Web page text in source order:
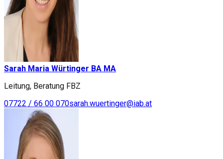
Sarah Maria Würtinger BA MA
Leitung, Beratung FBZ
07722 / 66 00 070sarah.wuertinger@iab.at